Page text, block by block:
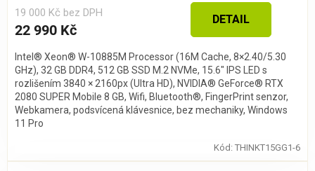
19 000 Kč bez DPH
22 990 Kč
DETAIL
Intel® Xeon® W-10885M Processor (16M Cache, 8×2.40/5.30
GHz), 32 GB DDR4, 512 GB SSD M.2 NVMe, 15.6″ IPS LED s
rozlišením 3840 × 2160px (Ultra HD), NVIDIA® GeForce® RTX
2080 SUPER Mobile 8 GB, Wifi, Bluetooth®, FingerPrint senzor,
Webkamera, podsvícená klávesnice, bez mechaniky, Windows
11 Pro
Kód: THINKT15GG1-6